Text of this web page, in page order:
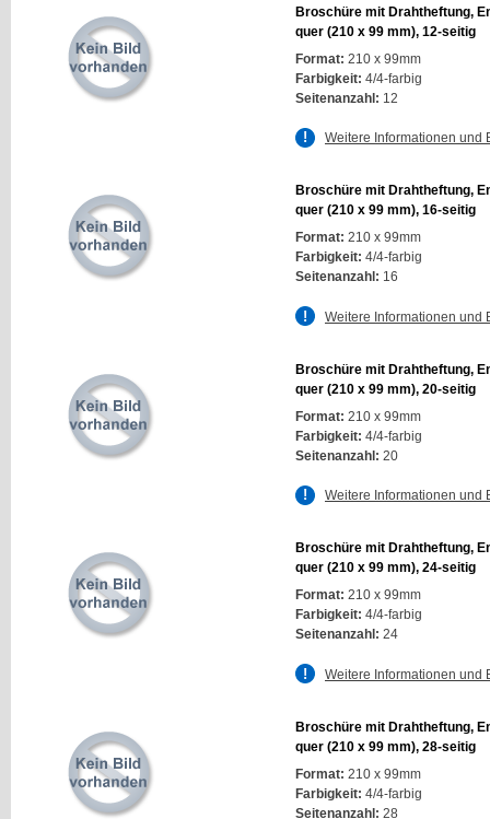
Broschüre mit Drahtheftung,
quer (210 x 99 mm), 12-seitig
Format: 210 x 99mm
Farbigkeit: 4/4-farbig
Seitenanzahl: 12
Weitere Informationen und
Broschüre mit Drahtheftung,
quer (210 x 99 mm), 16-seitig
Format: 210 x 99mm
Farbigkeit: 4/4-farbig
Seitenanzahl: 16
Weitere Informationen und
Broschüre mit Drahtheftung,
quer (210 x 99 mm), 20-seitig
Format: 210 x 99mm
Farbigkeit: 4/4-farbig
Seitenanzahl: 20
Weitere Informationen und
Broschüre mit Drahtheftung,
quer (210 x 99 mm), 24-seitig
Format: 210 x 99mm
Farbigkeit: 4/4-farbig
Seitenanzahl: 24
Weitere Informationen und
Broschüre mit Drahtheftung,
quer (210 x 99 mm), 28-seitig
Format: 210 x 99mm
Farbigkeit: 4/4-farbig
Seitenanzahl: 28